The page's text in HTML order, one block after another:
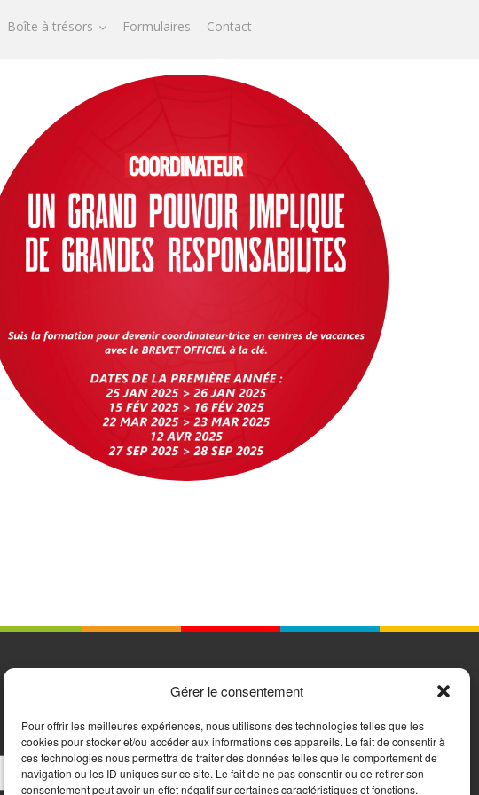
Gérer le consentement
Pour offrir les meilleures expériences, nous utilisons des technologies telles que les
cookies pour stocker et/ou accéder aux informations des appareils. Le fait de consentir à
ces technologies nous permettra de traiter des données telles que le comportement de
navigation ou les ID uniques sur ce site. Le fait de ne pas consentir ou de retirer son
consentement peut avoir un effet négatif sur certaines caractéristiques et fonctions.
Boîte à trésors Formulaires Contact
Retrouvez le CJLg sur :